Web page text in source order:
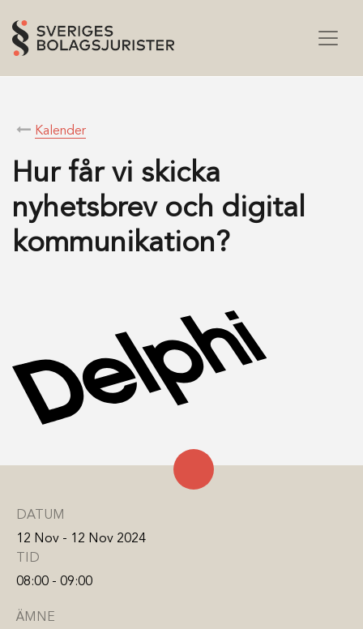
Kalender
Hur får vi skicka
nyhetsbrev och digital
kommunikation?
DATUM
12 Nov - 12 Nov 2024
TID
08:00 - 09:00
ÄMNE